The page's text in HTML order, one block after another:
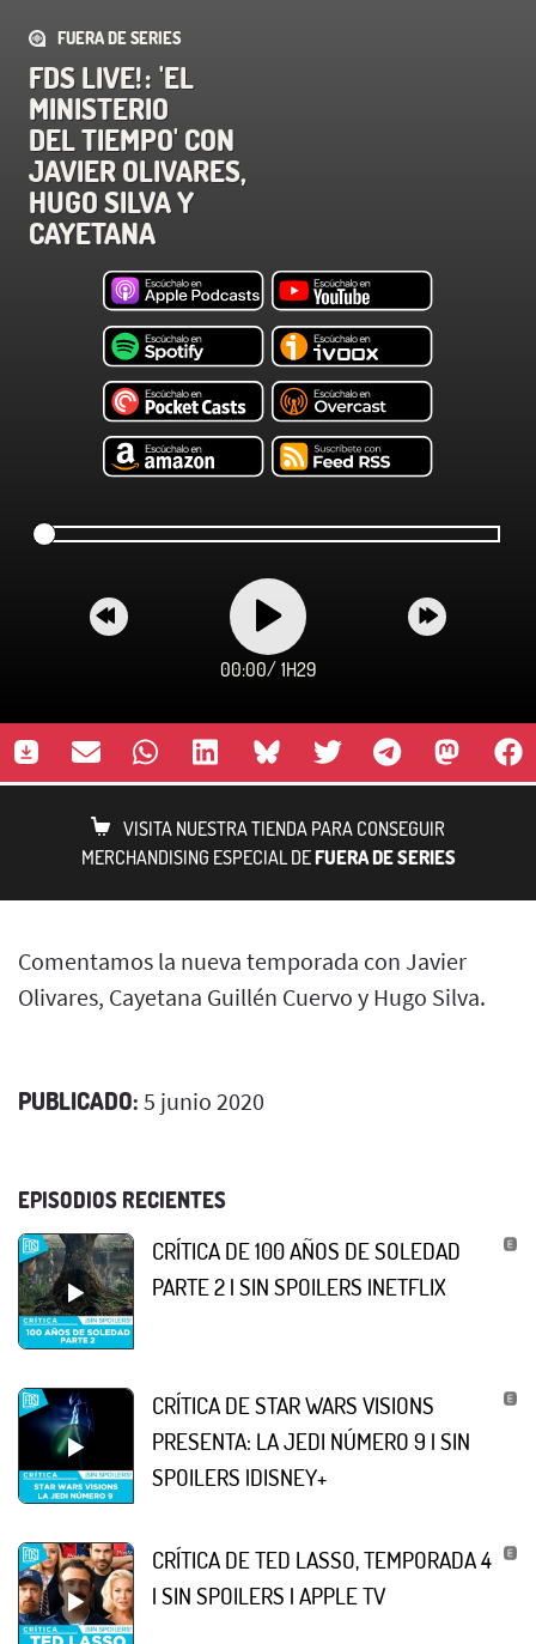
FUERA DE SERIES
FDS LIVE! : 'EL
MINISTERIO
DEL TIEMPO' CON
JAVIER OLIVARES,
HUGO SILVA Y
CAYETANA
00:00/ 1H29
VISITA NUESTRA TIENDA PARA CONSEGUIR
MERCHANDISING ESPECIAL DEFUERA DE SERIES
Comentamos la nueva temporada con Javier
Olivares, Cayetana Guillén Cuervo y Hugo Silva.
PUBLICADO: 5 junio 2020
EPISODIOS RECIENTES
CRÍTICA DE 100 AÑOS DE SOLEDAD
PARTE 2 | SIN SPOILERS |NETFLIX
CRÍTICA DE STAR WARS VISIONS
PRESENTA: LA JEDI NÚMERO 9 | SIN
SPOILERS |DISNEY+
CRÍTICA DE TED LASSO, TEMPORADA 4
| SIN SPOILERS | APPLE TV